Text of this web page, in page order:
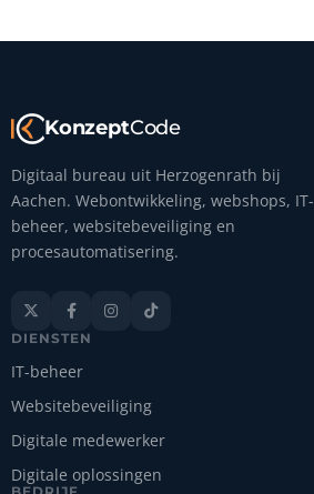
KonzeptCode
Digitaal bureau uit Herzogenrath bij
Aachen. Webontwikkeling, webshops, IT-
beheer, websitebeveiliging en
procesautomatisering.
   
DIENSTEN
IT-beheer
Websitebeveiliging
Digitale medewerker
Digitale oplossingen